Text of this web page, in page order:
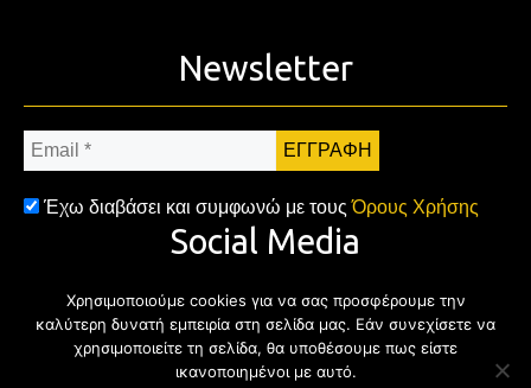
Newsletter
Email
*
Έχω διαβάσει και συμφωνώ με τουςΌρους Χρήσης
Social Media
FacebookTwitter Instagram
Χρησιμοποιούμε cookies για να σας προσφέρουμε την
καλύτερη δυνατή εμπειρία στη σελίδα μας. Εάν συνεχίσετε να
χρησιμοποιείτε τη σελίδα, θα υποθέσουμε πως είστε
ικανοποιημένοι με αυτό.